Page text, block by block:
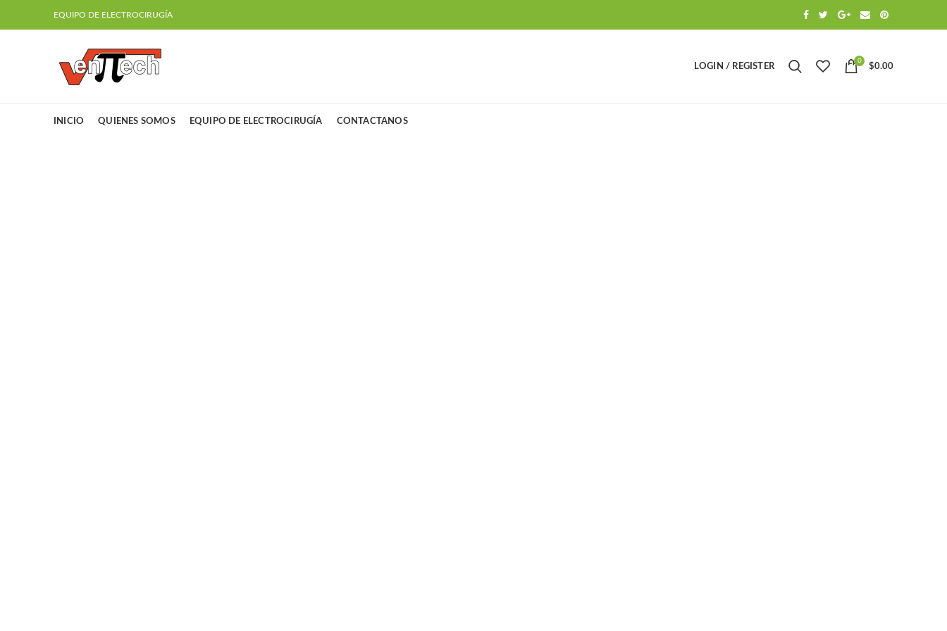
EQUIPO DE ELECTROCIRUGÍA
LOGIN / REGISTER
0
$0.00
INICIO QUIENES SOMOS EQUIPO DE ELECTROCIRUGÍA CONTACTANOS